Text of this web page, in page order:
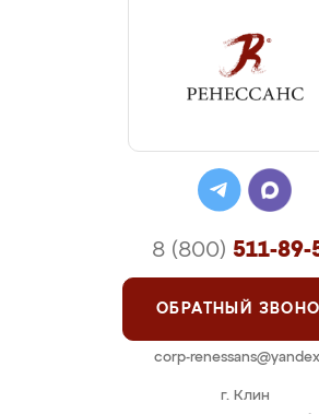
г. Клин
8 (800) 511-89-
ОБРАТНЫЙ
corp-